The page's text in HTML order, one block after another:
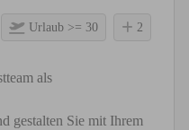
Urlaub >= 30 2
als
gestalten Sie mit Ihrem